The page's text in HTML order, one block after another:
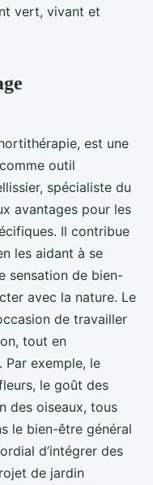
vert, vivant et
est une
outil
spécialiste du
avantages pour les
Il contribue
les aidant à se
sensation de bien-
avec la nature. Le
de travailler
tout en
Par exemple, le
le goût des
des oiseaux, tous
le bien-être général
d’intégrer des
de jardin